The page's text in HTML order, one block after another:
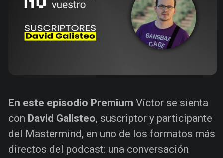
En este episodio Premium Víctor se sienta
con David Galisteo, suscriptor y participante
del Mastermind, en uno de los formatos más
directos del podcast: una conversación